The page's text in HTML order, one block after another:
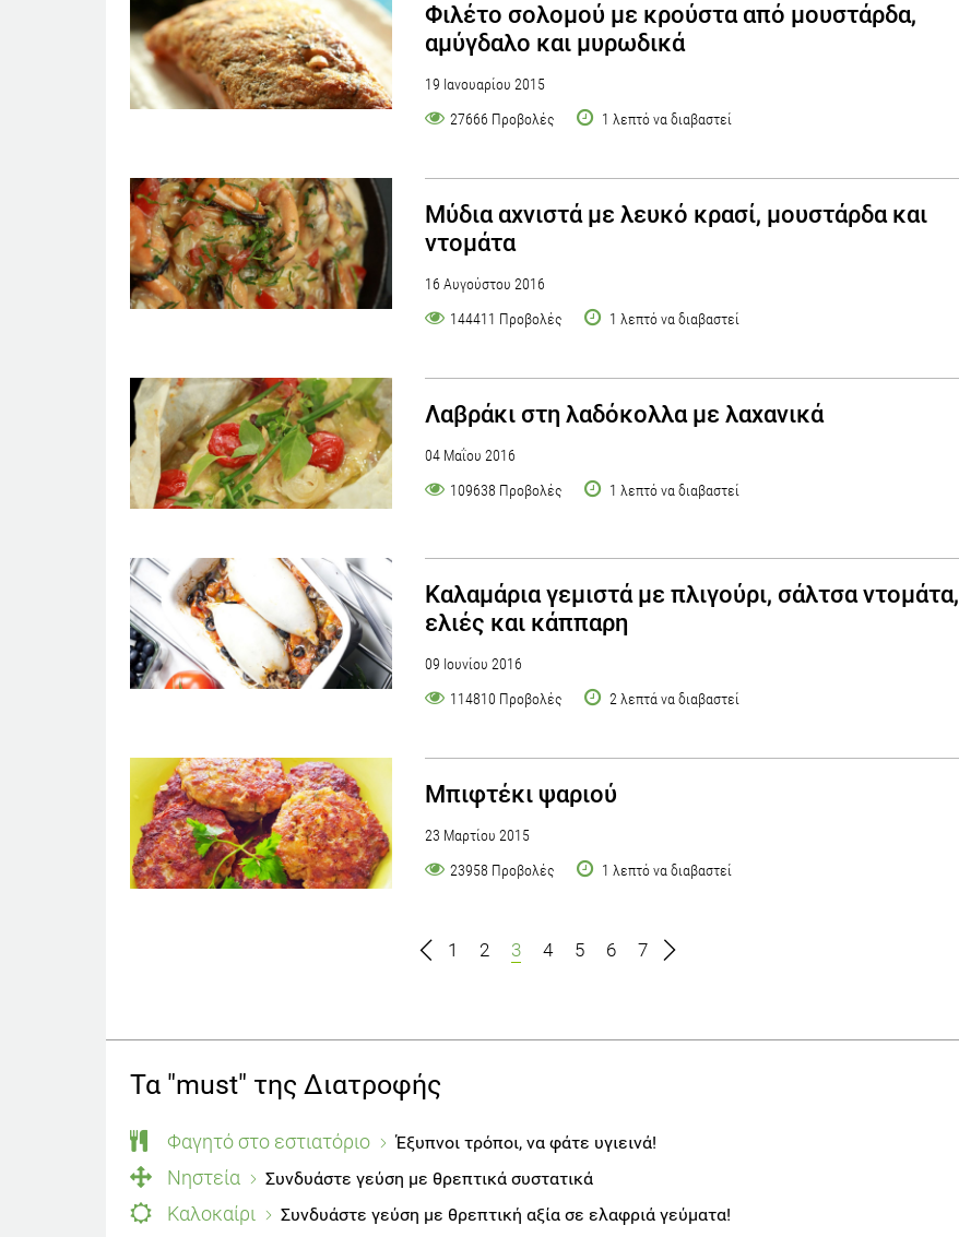
Φιλέτο σολομού με κρούστα από μουστάρδα,
αμύγδαλο και μυρωδικά
19 Ιανουαρίου 2015
27666 Προβολές
1 λεπτό να διαβαστεί
Μύδια αχνιστά με λευκό κρασί, μουστάρδα και
ντομάτα
16 Αυγούστου 2016
144411 Προβολές
1 λεπτό να διαβαστεί
Λαβράκι στη λαδόκολλα με λαχανικά
04 Μαΐου 2016
109638 Προβολές
1 λεπτό να διαβαστεί
Καλαμάρια γεμιστά με πλιγούρι, σάλτσα ντομάτα,
ελιές και κάππαρη
09 Ιουνίου 2016
114810 Προβολές
2 λεπτά να διαβαστεί
Μπιφτέκι ψαριού
23 Μαρτίου 2015
23958 Προβολές
1 λεπτό να διαβαστεί
1 2 3 4 5 6 7
Τα "must" της Διατροφής
Φαγητό στο εστιατόριο Έξυπνοι τρόποι, να φάτε υγιεινά!
Νηστεία Συνδυάστε γεύση με θρεπτικά συστατικά
Καλοκαίρι Συνδυάστε γεύση με θρεπτική αξία σε ελαφριά γεύματα!